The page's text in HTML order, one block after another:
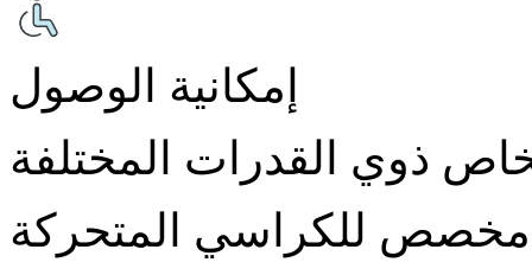
إمكانية الوصول
ذوي القدرات المختلفة
مخصص للكراسي المتحركة